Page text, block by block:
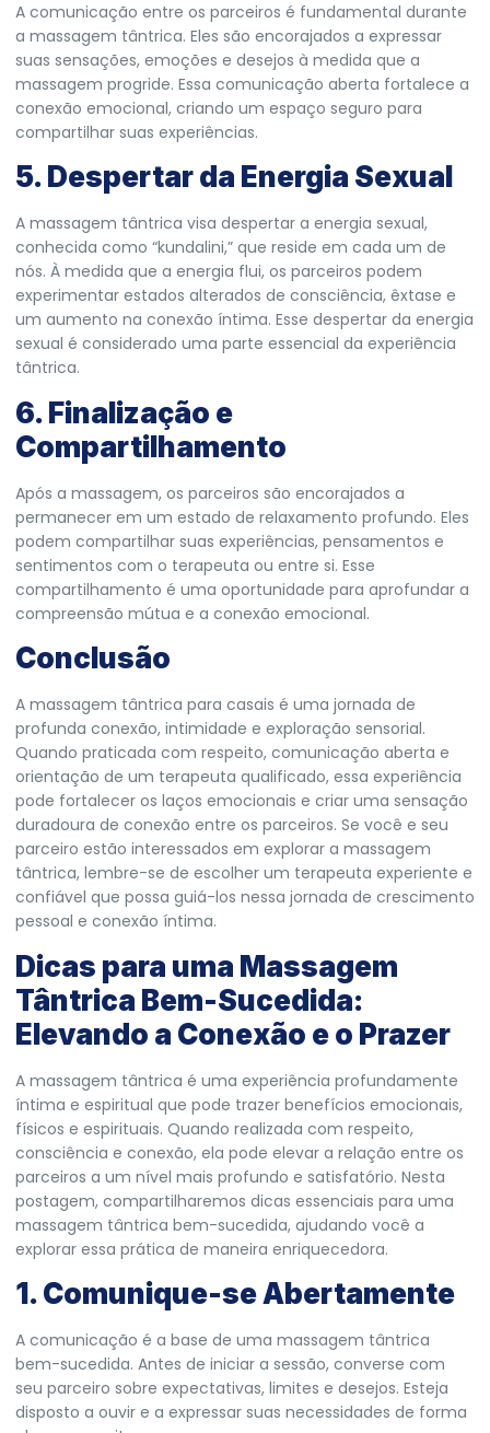
A comunicação entre os parceiros é fundamental durante
a massagem tântrica. Eles são encorajados a expressar
suas sensações, emoções e desejos à medida que a
massagem progride. Essa comunicação aberta fortalece a
conexão emocional, criando um espaço seguro para
compartilhar suas experiências.
5. Despertar da Energia Sexual
A massagem tântrica visa despertar a energia sexual,
conhecida como “kundalini,” que reside em cada um de
nós. À medida que a energia flui, os parceiros podem
experimentar estados alterados de consciência, êxtase e
um aumento na conexão íntima. Esse despertar da energia
sexual é considerado uma parte essencial da experiência
tântrica.
6. Finalização e
Compartilhamento
Após a massagem, os parceiros são encorajados a
permanecer em um estado de relaxamento profundo. Eles
podem compartilhar suas experiências, pensamentos e
sentimentos com o terapeuta ou entre si. Esse
compartilhamento é uma oportunidade para aprofundar a
compreensão mútua e a conexão emocional.
Conclusão
A massagem tântrica para casais é uma jornada de
profunda conexão, intimidade e exploração sensorial.
Quando praticada com respeito, comunicação aberta e
orientação de um terapeuta qualificado, essa experiência
pode fortalecer os laços emocionais e criar uma sensação
duradoura de conexão entre os parceiros. Se você e seu
parceiro estão interessados em explorar a massagem
tântrica, lembre-se de escolher um terapeuta experiente e
confiável que possa guiá-los nessa jornada de crescimento
pessoal e conexão íntima.
Dicas para uma Massagem
Tântrica Bem-Sucedida:
Elevando a Conexão e o Prazer
A massagem tântrica é uma experiência profundamente
íntima e espiritual que pode trazer benefícios emocionais,
físicos e espirituais. Quando realizada com respeito,
consciência e conexão, ela pode elevar a relação entre os
parceiros a um nível mais profundo e satisfatório. Nesta
postagem, compartilharemos dicas essenciais para uma
massagem tântrica bem-sucedida, ajudando você a
explorar essa prática de maneira enriquecedora.
1. Comunique-se Abertamente
A comunicação é a base de uma massagem tântrica
bem-sucedida. Antes de iniciar a sessão, converse com
seu parceiro sobre expectativas, limites e desejos. Esteja
disposto a ouvir e a expressar suas necessidades de forma